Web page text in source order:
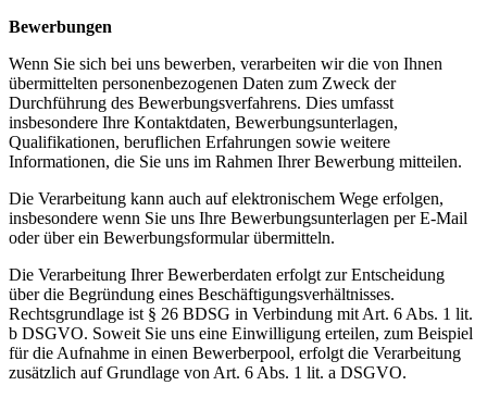
Bewerbungen
Wenn Sie sich bei uns bewerben, verarbeiten wir die von Ihnen
übermittelten personenbezogenen Daten zum Zweck der
Durchführung des Bewerbungsverfahrens. Dies umfasst
insbesondere Ihre Kontaktdaten, Bewerbungsunterlagen,
Qualifikationen, beruflichen Erfahrungen sowie weitere
Informationen, die Sie uns im Rahmen Ihrer Bewerbung mitteilen.
Die Verarbeitung kann auch auf elektronischem Wege erfolgen,
insbesondere wenn Sie uns Ihre Bewerbungsunterlagen per E-Mail
oder über ein Bewerbungsformular übermitteln.
Die Verarbeitung Ihrer Bewerberdaten erfolgt zur Entscheidung
über die Begründung eines Beschäftigungsverhältnisses.
Rechtsgrundlage ist § 26 BDSG in Verbindung mit Art. 6 Abs. 1 lit.
b DSGVO. Soweit Sie uns eine Einwilligung erteilen, zum Beispiel
für die Aufnahme in einen Bewerberpool, erfolgt die Verarbeitung
zusätzlich auf Grundlage von Art. 6 Abs. 1 lit. a DSGVO.